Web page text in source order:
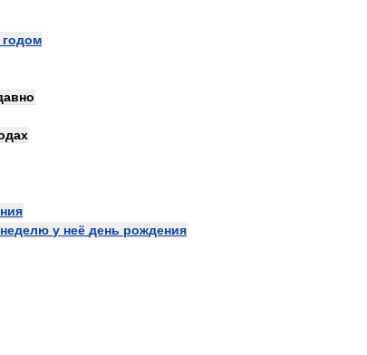
годом
неделю у неё день рождения